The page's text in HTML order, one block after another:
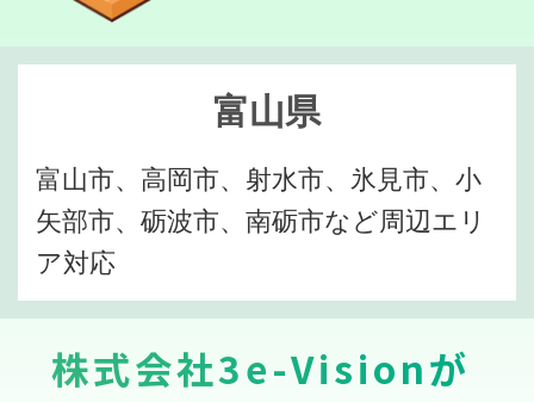
富山県
富山市、高岡市、射水市、氷見市、小
矢部市、砺波市、南砺市など周辺エリ
ア対応
株式会社3e-Visionが